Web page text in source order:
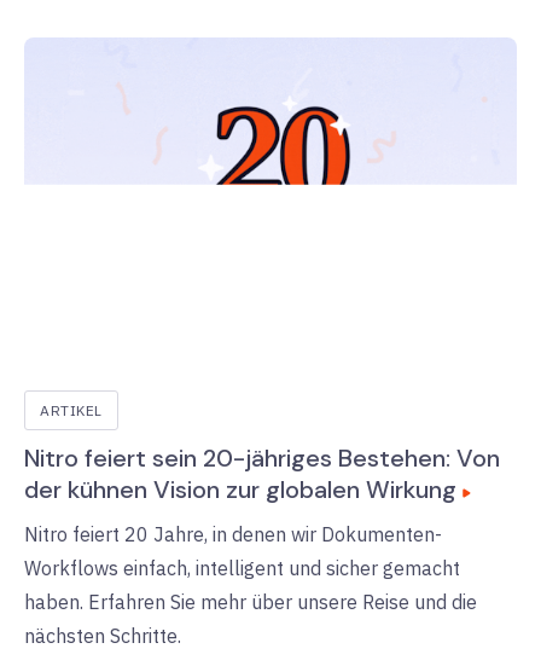
ARTIKEL
Nitro feiert sein 20-jähriges Bestehen: Von
der kühnen Vision zur globalen Wirkung
Nitro feiert 20 Jahre, in denen wir Dokumenten-
Workflows einfach, intelligent und sicher gemacht
haben. Erfahren Sie mehr über unsere Reise und die
nächsten Schritte.